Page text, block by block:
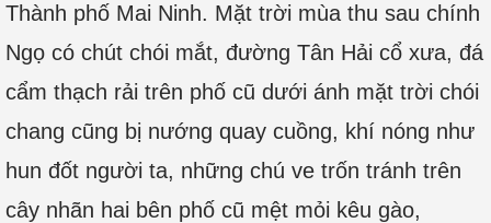
Thành phố Mai Ninh. Mặt trời mùa thu sau chính
Ngọ có chút chói mắt, đường Tân Hải cổ xưa, đá
cẩm thạch rải trên phố cũ dưới ánh mặt trời chói
chang cũng bị nướng quay cuồng, khí nóng như
hun đốt người ta, những chú ve trốn tránh trên
cây nhãn hai bên phố cũ mệt mỏi kêu gào,